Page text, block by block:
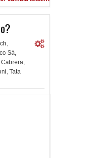
,
Sá,
Cabrera,
, Tata